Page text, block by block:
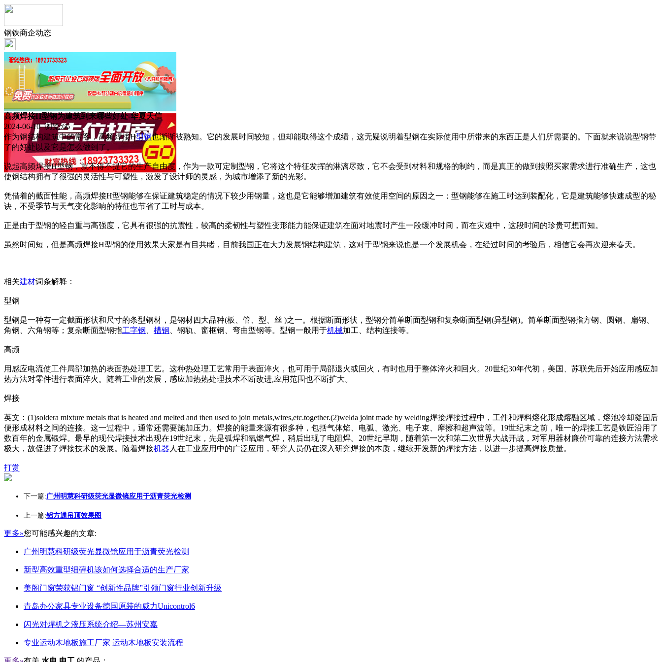
钢铁商企动态
高频焊接H型钢为建筑到来哪些好处-华夏天信
2024-06-10 浏览:66
作为钢结构建筑中的常客，高频焊接H型钢也渐渐被熟知。它的发展时间较短，但却能取得这个成绩，这无疑说明着型钢在实际使用中所带来的东西正是人们所需要的。下面就来说说型钢带
了的好处以及它是怎么做到了。
说起高频焊接H型钢，就不得不提它的生产自由度，作为一款可定制型钢，它将这个特征发挥的淋漓尽致，它不会受到材料和规格的制约，而是真正的做到按照买家需求进行准确生产，这也
使钢结构拥有了很强的灵活性与可塑性，激发了设计师的灵感，为城市增添了新的光彩。
凭借着的截面性能，高频焊接H型钢能够在保证建筑稳定的情况下较少用钢量，这也是它能够增加建筑有效使用空间的原因之一；型钢能够在施工时达到装配化，它是建筑能够快速成型的秘
诀，不受季节与天气变化影响的特征也节省了工时与成本。
正是由于型钢的轻自重与高强度，它具有很强的抗震性，较高的柔韧性与塑性变形能力能保证建筑在面对地震时产生一段缓冲时间，而在灾难中，这段时间的珍贵可想而知。
虽然时间短，但是高频焊接H型钢的使用效果大家是有目共睹，目前我国正在大力发展钢结构建筑，这对于型钢来说也是一个发展机会，在经过时间的考验后，相信它会再次迎来春天。
相关建材词条解释：
型钢
型钢是一种有一定截面形状和尺寸的条型钢材，是钢材四大品种(板、管、型、丝 )之一。根据断面形状，型钢分简单断面型钢和复杂断面型钢(异型钢)。简单断面型钢指方钢、圆钢、扁钢、
角钢、六角钢等；复杂断面型钢指工字钢 槽钢 、钢轨、窗框钢、弯曲型钢等。型钢一般用于机械加工、结构连接等。
高频
用感应电流使工件局部加热的表面热处理工艺。这种热处理工艺常用于表面淬火，也可用于局部退火或回火，有时也用于整体淬火和回火。20世纪30年代初，美国、苏联先后开始应用感应加
热方法对零件进行表面淬火。随着工业的发展，感应加热热处理技术不断改进,应用范围也不断扩大。
焊接
英文：(1)soldera mixture metals that is heated and melted and then used to join metals,wires,etc.together.(2)welda joint made by welding焊接焊接过程中，工件和焊料熔化形成熔融区域，熔池冷却凝固后
便形成材料之间的连接。这一过程中，通常还需要施加压力。焊接的能量来源有很多种，包括气体焰、电弧、激光、电子束、摩擦和超声波等。19世纪末之前，唯一的焊接工艺是铁匠沿用了
数百年的金属锻焊。最早的现代焊接技术出现在19世纪末，先是弧焊和氧燃气焊，稍后出现了电阻焊。20世纪早期，随着第一次和第二次世界大战开战，对军用器材廉价可靠的连接方法需求
极大，故促进了焊接技术的发展。随着焊接机器 人在工业应用中的广泛应用，研究人员仍在深入研究焊接的本质，继续开发新的焊接方法，以进一步提高焊接质量。
打赏
下一篇:广州明慧科研级荧光显微镜应用于沥青荧光检测
上一篇:铝方通吊顶效果图
更多»您可能感兴趣的文章:
广州明慧科研级荧光显微镜应用于沥青荧光检测
新型高效重型细碎机该如何选择合适的生产厂家
美阁门窗荣获铝门窗 “创新性品牌”引领门窗行业创新升级
青岛办公家具专业设备德国原装的威力Unicontrol6
闪光对焊机之液压系统介绍—苏州安嘉
专业运动木地板施工厂家 运动木地板安装流程